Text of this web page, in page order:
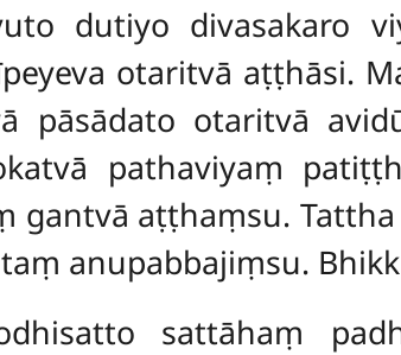
dutiyo divasakaro
otaritvā aṭṭhāsi.
pāsādato otaritvā
pathaviyaṃ
gantvā aṭṭhaṃsu.
anupabbajiṃsu.
sattāhaṃ